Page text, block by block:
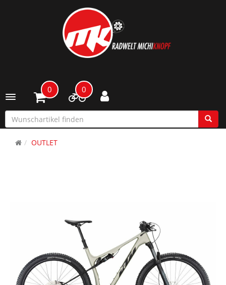
Toggle navigation
0 0
OUTLET